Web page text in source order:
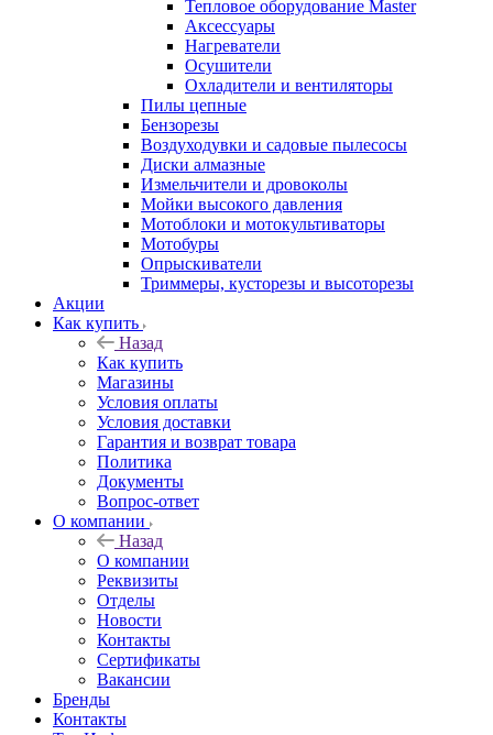
Тепловое оборудование Master
Аксессуары
Нагреватели
Осушители
Охладители и вентиляторы
Пилы цепные
Бензорезы
Воздуходувки и садовые пылесосы
Диски алмазные
Измельчители и дровоколы
Мойки высокого давления
Мотоблоки и мотокультиваторы
Мотобуры
Опрыскиватели
Триммеры, кусторезы и высоторезы
Акции
Как купить
Назад
Как купить
Магазины
Условия оплаты
Условия доставки
Гарантия и возврат товара
Политика
Документы
Вопрос-ответ
О компании
Назад
О компании
Реквизиты
Отделы
Новости
Контакты
Сертификаты
Вакансии
Бренды
Контакты